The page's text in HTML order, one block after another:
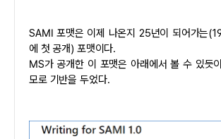
SAMI 포맷은 이제 나온지 25년이 되어가는(1998년 6월 25일
에 첫 공개) 포맷이다.
MS가 공개한 이 포맷은 아래에서 볼 수 있듯이
모로 기반을 두었다.